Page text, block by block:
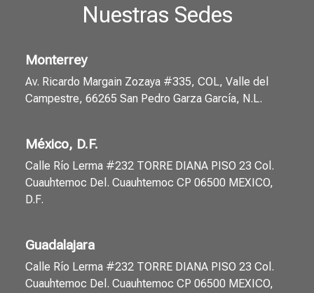
Nuestras Sedes
Monterrey
Av. Ricardo Margain Zozaya #335, COL, Valle del
Campestre, 66265 San Pedro Garza García, N.L.
México, D.F.
Calle Río Lerma #232 TORRE DIANA PISO 23 Col.
Cuauhtemoc Del. Cuauhtemoc CP 06500 MEXICO,
D.F.
Guadalajara
Calle Río Lerma #232 TORRE DIANA PISO 23 Col.
Cuauhtemoc Del. Cuauhtemoc CP 06500 MEXICO,